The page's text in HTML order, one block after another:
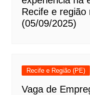
Recife e região
(05/09/2025)
Recife e Região (PE)
Vaga de